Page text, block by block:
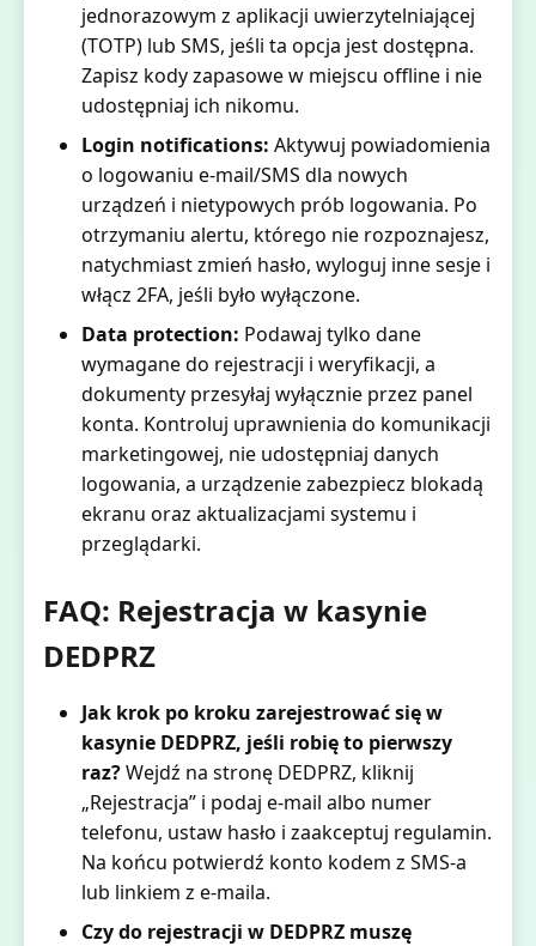
jednorazowym z aplikacji uwierzytelniającej
(TOTP) lub SMS, jeśli ta opcja jest dostępna.
Zapisz kody zapasowe w miejscu offline i nie
udostępniaj ich nikomu.
Login notifications: Aktywuj powiadomienia
o logowaniu e-mail/SMS dla nowych
urządzeń i nietypowych prób logowania. Po
otrzymaniu alertu, którego nie rozpoznajesz,
natychmiast zmień hasło, wyloguj inne sesje i
włącz 2FA, jeśli było wyłączone.
Data protection: Podawaj tylko dane
wymagane do rejestracji i weryfikacji, a
dokumenty przesyłaj wyłącznie przez panel
konta. Kontroluj uprawnienia do komunikacji
marketingowej, nie udostępniaj danych
logowania, a urządzenie zabezpiecz blokadą
ekranu oraz aktualizacjami systemu i
przeglądarki.
FAQ: Rejestracja w kasynie
DEDPRZ
Jak krok po kroku zarejestrować się w
kasynie DEDPRZ, jeśli robię to pierwszy
raz?Wejdź na stronę DEDPRZ, kliknij
„Rejestracja” i podaj e-mail albo numer
telefonu, ustaw hasło i zaakceptuj regulamin.
Na końcu potwierdź konto kodem z SMS-a
lub linkiem z e-maila.
Czy do rejestracji w DEDPRZ muszę